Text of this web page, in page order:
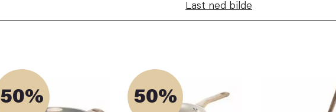
Last ned bilde
50% 50%